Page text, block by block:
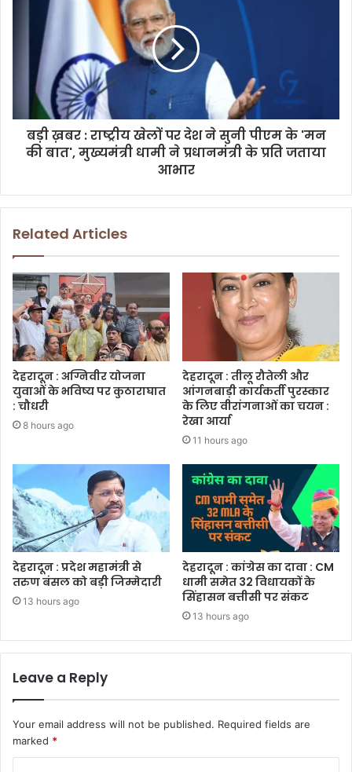
बड़ी ख़बर : राष्ट्रीय खेलों पर देश ने सुनी पीएम के 'मन
की बात', मुख्यमंत्री धामी ने प्रधानमंत्री के प्रति जताया
आभार
Related Articles
देहरादून : अग्निवीर योजना
युवाओं के भविष्य पर कुठाराघात
: चौधरी
8 hours ago
देहरादून : तीलू रौतेली और
आंगनबाड़ी कार्यकर्ती पुरस्कार
के लिए वीरांगनाओं का चयन :
रेखा आर्या
11 hours ago
देहरादून : प्रदेश महामंत्री से
तरुण बंसल को बड़ी जिम्मेदारी
13 hours ago
देहरादून : कांग्रेस का दावा : CM
धामी समेत 32 विधायकों के
सिंहासन बत्तीसी पर संकट
13 hours ago
Leave a Reply
Your email address will not be published. Required fields are
marked *